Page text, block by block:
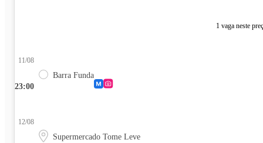
1 vaga neste
23:00
11/08
Barra Funda
12/08
Supermercado Tome Leve